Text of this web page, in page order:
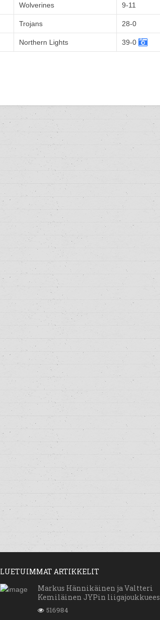
Wolverines 9-11
Trojans 28-0
Northern Lights 39-0
LUETUIMMAT ARTIKKELIT
Markus Hännikäinen ja Valtteri
Kemiläinen JYPin
516984